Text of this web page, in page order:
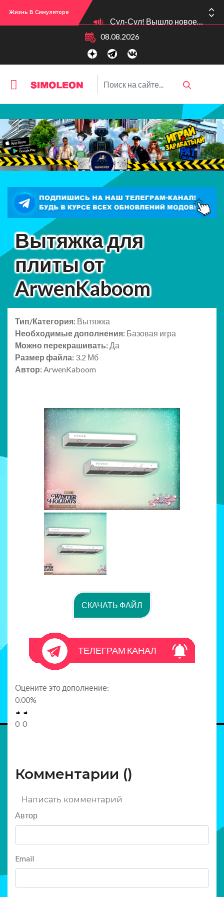
Жизнь В Симуляторе Сул-Сул! Вышло новое обновлении версии игры: 1.119.96.1030 (ПК)! 1.119.96.1230 (Mac)! 2.22 (ИП)!
08.08.2026
Вытяжка для
плиты от
ArwenKaboom
Тип/Категория: Вытяжка
Необходимые дополнения: Базовая игра
Можно перекрашивать:Да
Размер файла: 3.2 Мб
Автор:ArwenKaboom
СКАЧАТЬ ФАЙЛ
ТЕЛЕГРАМ КАНАЛ
Оцените это дополнение:
0.00%
0 0
Комментарии ()
Написать комментарий
Автор
Email